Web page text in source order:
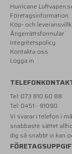
Hurricane
Företagsinformation
Köp- och
Ångerrättsformulär
Integritetspolicy
Kontakta oss
Logga in
Tel: 073 810 60 88
Tel: 0451 - 91090
Vi svarar i telefon i
snabbaste sättet
dig så snabbt vi kan